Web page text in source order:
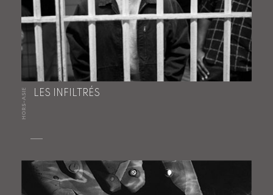
HORS-ASIE LES INFILTRÉS